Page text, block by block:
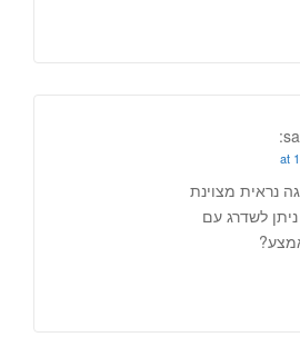
נראית מצוינת
לשדרג עם